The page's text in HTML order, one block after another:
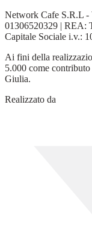
Network Cafe S.R.L -
01306520329 | REA:
Capitale Sociale i.v.:
Ai fini della
5.000 come
Giulia.
Realizzato da